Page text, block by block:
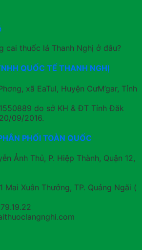
cai thuốc lá Thanh Nghị ở đâu?
QUỐC TẾ THANH NGHỊ
xã EaTul, Huyện CưM’gar, Tỉnh
do sở KH & ĐT Tỉnh Đăk
09/2016.
PHỐI TOÀN QUỐC
Ảnh Thủ, P. Hiệp Thành, Quận 12,
Mai Xuân Thưởng, TP. Quảng Ngãi (